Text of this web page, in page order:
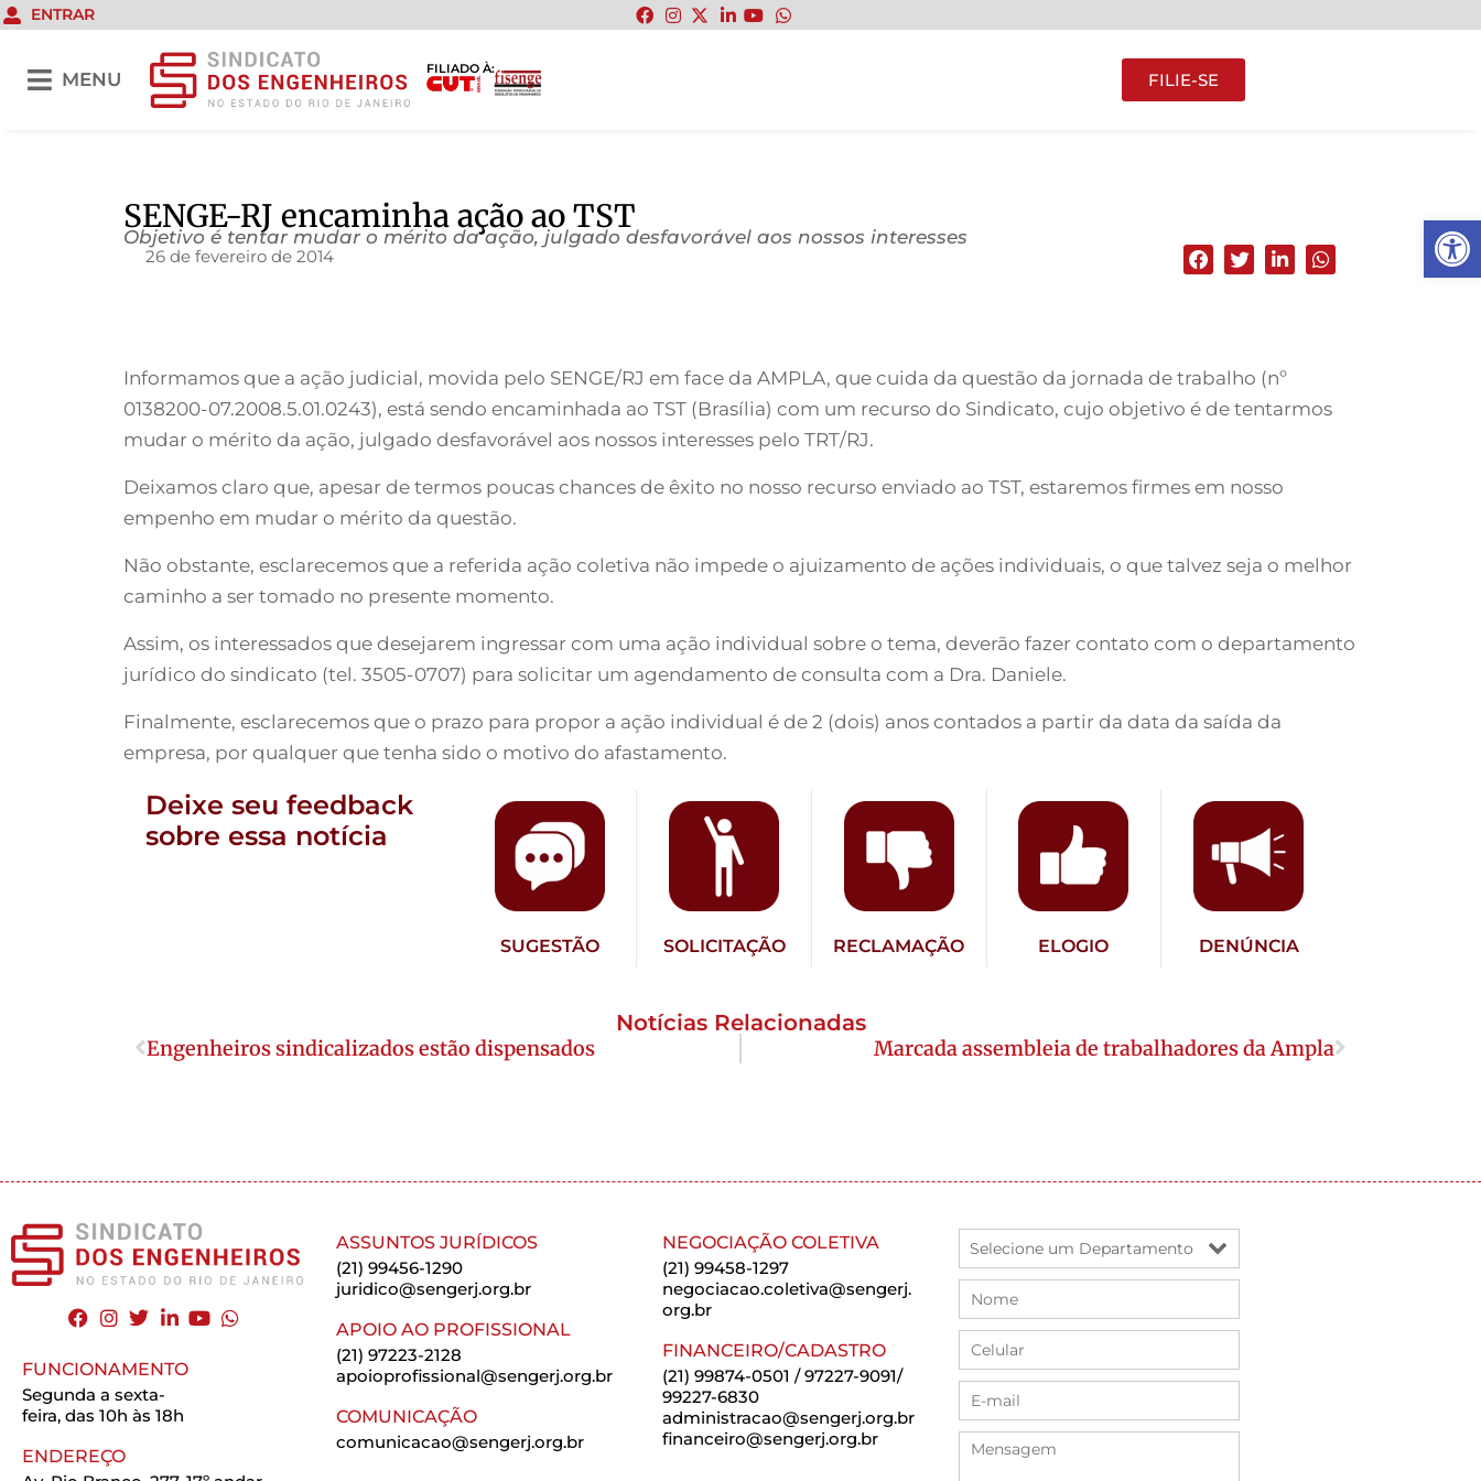
Abrir
ENTRAR
MENU
FILIADO À:
FILIE-SE
SENGE-RJ encaminha ação ao TST
Objetivo é tentar mudar o mérito da ação, julgado desfavorável aos nossos interesses
26 de fevereiro de 2014
Informamos que a ação judicial, movida pelo SENGE/RJ em face da AMPLA, que cuida da questão da jornada de trabalho (nº
0138200-07.2008.5.01.0243), está sendo encaminhada ao TST (Brasília) com um recurso do Sindicato, cujo objetivo é de tentarmos
mudar o mérito da ação, julgado desfavorável aos nossos interesses pelo TRT/RJ.
Deixamos claro que, apesar de termos poucas chances de êxito no nosso recurso enviado ao TST, estaremos firmes em nosso
empenho em mudar o mérito da questão.
Não obstante, esclarecemos que a referida ação coletiva não impede o ajuizamento de ações individuais, o que talvez seja o melhor
caminho a ser tomado no presente momento.
Assim, os interessados que desejarem ingressar com uma ação individual sobre o tema, deverão fazer contato com o departamento
jurídico do sindicato (tel. 3505-0707) para solicitar um agendamento de consulta com a Dra. Daniele.
Finalmente, esclarecemos que o prazo para propor a ação individual é de 2 (dois) anos contados a partir da data da saída da
empresa, por qualquer que tenha sido o motivo do afastamento.
Deixe seu feedback
sobre essa notícia
SUGESTÃO SOLICITAÇÃO RECLAMAÇÃO ELOGIO DENÚNCIA
Notícias Relacionadas
Engenheiros sindicalizados estão dispensados Marcada assembleia de trabalhadores da Ampla
FUNCIONAMENTO
Segunda a sexta-
feira, das 10h às 18h
ENDEREÇO
ASSUNTOS JURÍDICOS
(21) 99456-1290
juridico@sengerj.org.br
APOIO AO PROFISSIONAL
(21) 97223-2128
apoioprofissional@sengerj.org.br
COMUNICAÇÃO
comunicacao@sengerj.org.br
NEGOCIAÇÃO COLETIVA
(21) 99458-1297
negociacao.coletiva@sengerj.
org.br
FINANCEIRO/CADASTRO
(21) 99874-0501 / 97227-9091/
99227-6830
administracao@sengerj.org.br
financeiro@sengerj.org.br